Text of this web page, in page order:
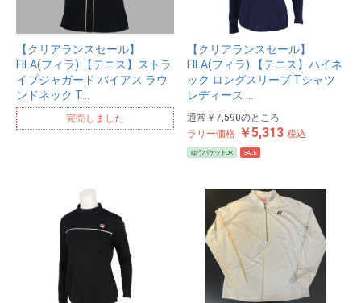
【クリアランスセール】
FILA(フィラ) 【テニス】ストラ
イプジャガード バイアス ラウ
ンドネック T…
完売しました
【クリアランスセール】
FILA(フィラ) 【テニス】ハイネ
ック ロングスリーブ Tシャツ
レディース …
通常 ￥7,590のところ
ラリー価格 ￥5,313 税込
ゆうパケットOK SALE